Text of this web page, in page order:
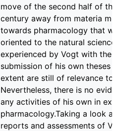
move of the second half of
century away from materia
towards pharmacology that
oriented to the natural
experienced by Vogt with the
submission of his own theses
extent are still of relevance
Nevertheless, there is no
any activities of his own in
pharmacology.Taking a look
reports and assessments of